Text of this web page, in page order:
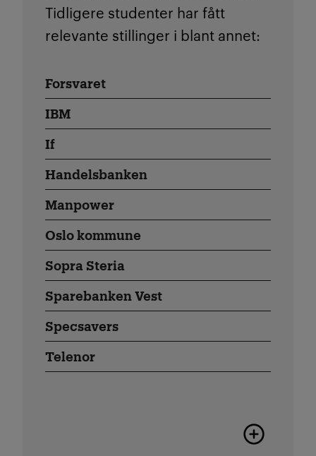
Tidligere studenter har fått
relevante stillinger i blant annet:
Forsvaret
IBM
If
Handelsbanken
Manpower
Oslo kommune
Sopra Steria
Sparebanken Vest
Specsavers
Telenor
Flere